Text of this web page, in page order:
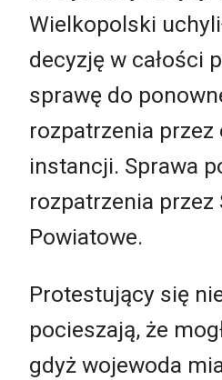
Wielkopolski
decyzję w całości
sprawę do
rozpatrzenia przez
instancji. Sprawa
rozpatrzenia przez
Powiatowe.
Protestujący się
pocieszają, że
gdyż wojewoda